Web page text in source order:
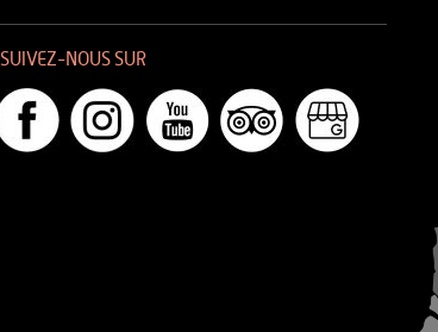
SUIVEZ-NOUS SUR